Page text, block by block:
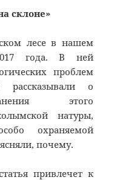
склоне»
лесе в нашем
года. В ней
проблем
о
этого
натуры,
охраняемой
почему.
привлечет к